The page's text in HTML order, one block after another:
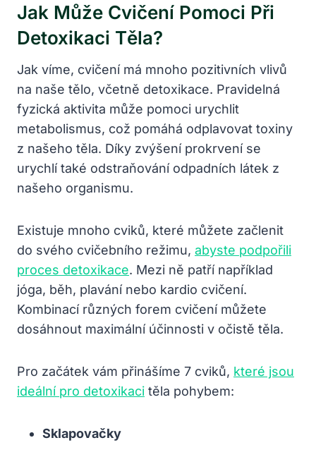
Jak Může Cvičení Pomoci Při
Detoxikaci Těla?
Jak víme, cvičení má mnoho pozitivních vlivů
na naše tělo, včetně detoxikace. Pravidelná
fyzická aktivita může pomoci urychlit
metabolismus, což pomáhá odplavovat toxiny
z našeho těla. Díky zvýšení prokrvení se
urychlí také odstraňování odpadních látek z
našeho organismu.
Existuje mnoho cviků, které můžete začlenit
do svého cvičebního režimu, abyste podpořili
proces detoxikace. Mezi ně patří například
jóga, běh, plavání nebo kardio cvičení.
Kombinací různých forem cvičení můžete
dosáhnout maximální účinnosti v očistě těla.
Pro začátek vám přinášíme 7 cviků, které jsou
ideální pro detoxikaci těla pohybem:
Sklapovačky